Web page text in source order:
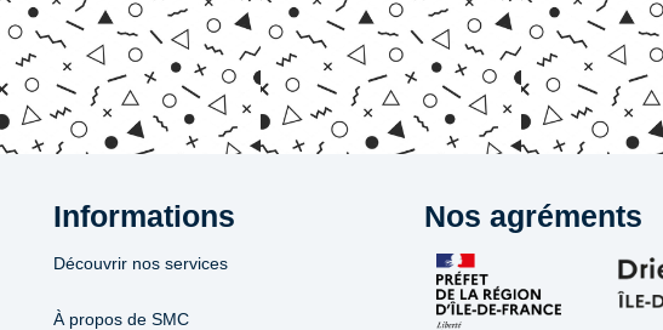
Informations
Découvrir nos services
À propos de SMC
Nos agréments